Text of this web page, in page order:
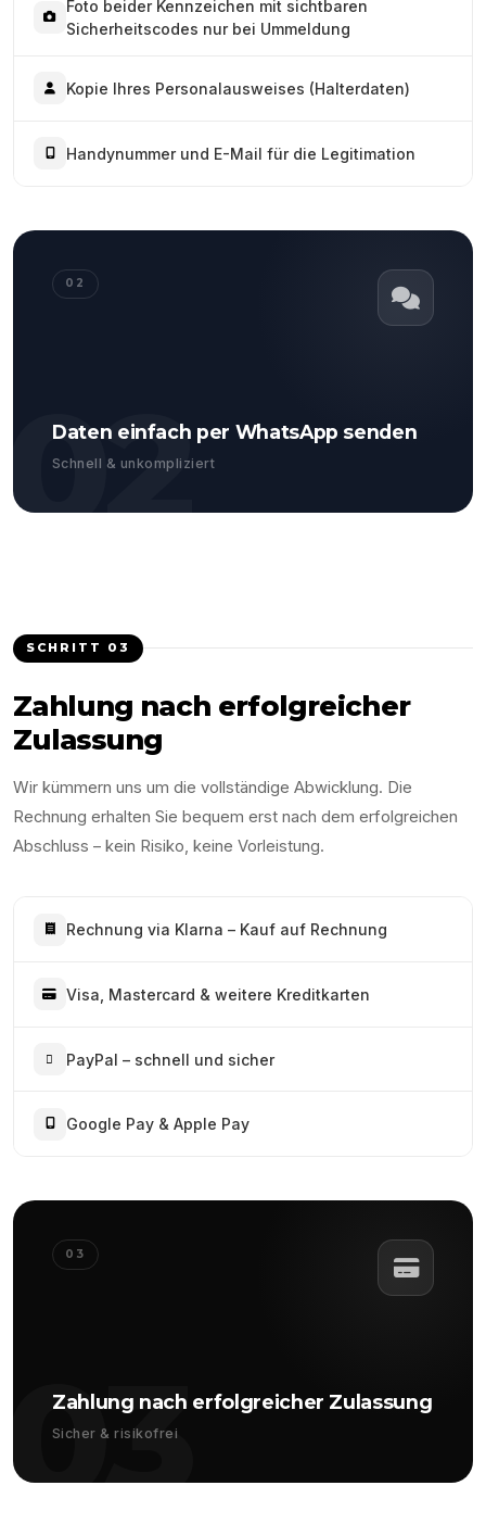
Foto beider Kennzeichen mit sichtbaren
Sicherheitscodes nur bei Ummeldung
Kopie Ihres Personalausweises (Halterdaten)
Handynummer und E-Mail für die Legitimation
02
02
Daten einfach per WhatsApp senden
Schnell & unkompliziert
SCHRITT 03
Zahlung nach erfolgreicher
Zulassung
Wir kümmern uns um die vollständige Abwicklung. Die
Rechnung erhalten Sie bequem erst nach dem erfolgreichen
Abschluss – kein Risiko, keine Vorleistung.
Rechnung via Klarna – Kauf auf Rechnung
Visa, Mastercard & weitere Kreditkarten
PayPal – schnell und sicher
Google Pay & Apple Pay
03
03
Zahlung nach erfolgreicher Zulassung
Sicher & risikofrei